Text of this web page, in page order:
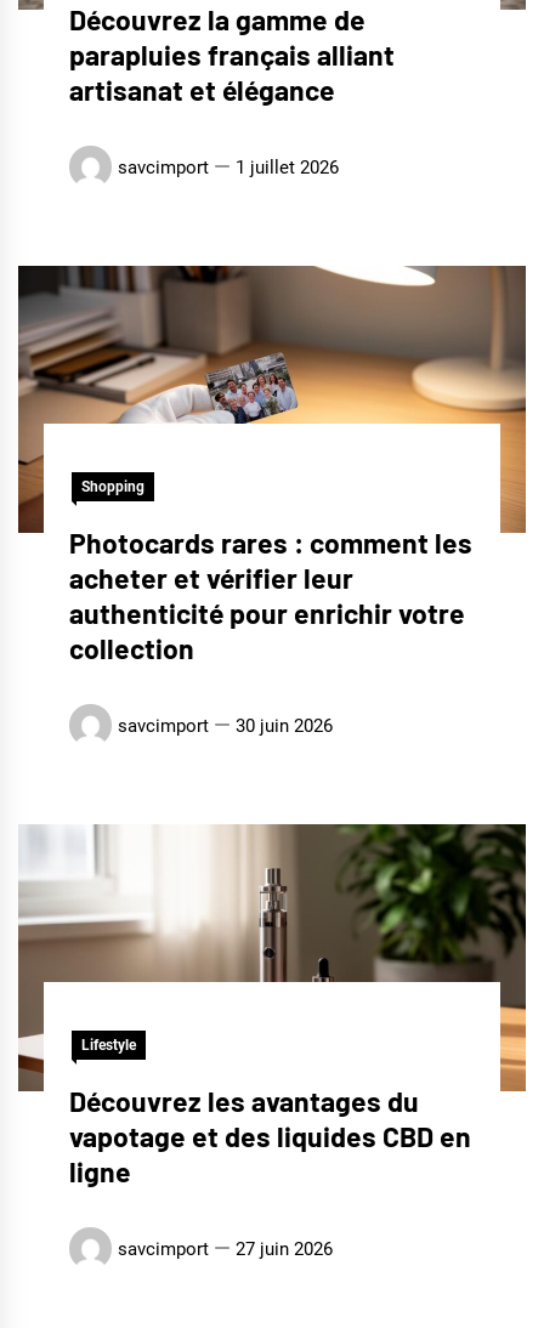
Découvrez la gamme de
parapluies français alliant
artisanat et élégance
savcimport 1 juillet 2026
Shopping
Photocards rares : comment les
acheter et vérifier leur
authenticité pour enrichir votre
collection
savcimport 30 juin 2026
Lifestyle
Découvrez les avantages du
vapotage et des liquides CBD en
ligne
savcimport 27 juin 2026